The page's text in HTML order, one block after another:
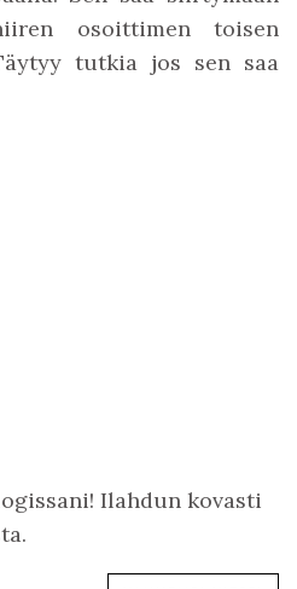
osoittimen toisen
tutkia jos sen saa
Ilahdun kovasti